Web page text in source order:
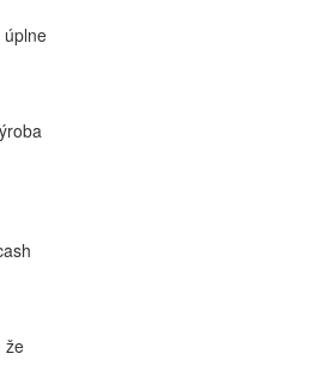
úplne
že